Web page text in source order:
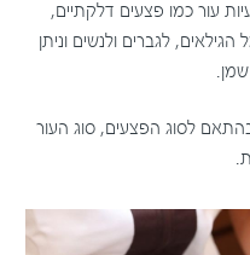
עור כמו פצעים דלקתיים,
לגברים ולנשים וניתן
שמן.
לסוג הפצעים, סוג העור